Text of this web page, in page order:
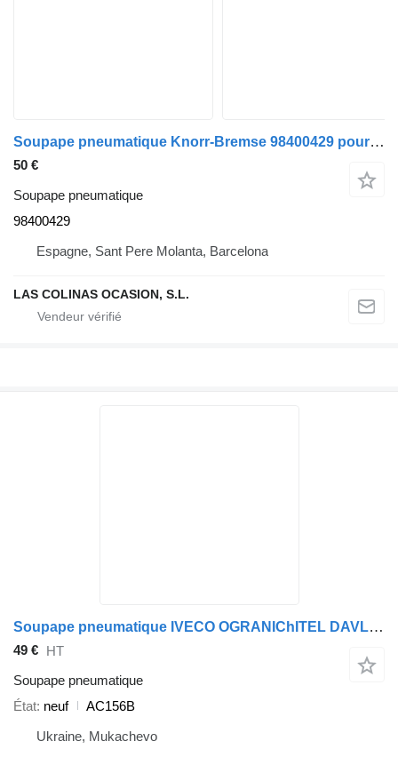
Soupape pneumatique Knorr-Bremse 98400429 pour camion IVECO EuroTech (MP)
50 €
Soupape pneumatique
98400429
Espagne, Sant Pere Molanta, Barcelona
LAS COLINAS OCASION, S.L.
Soupape pneumatique IVECO OGRANIChITEL DAVLENIYa MB,EVO-BUS D10MM,M16X1.5MM,DAV.10BA KNORR AC156B pour camion IVECO EUROCARGO, EUROTECH 01.91
49 € HT
Soupape pneumatique
État neuf
AC156B
Ukraine, Mukachevo